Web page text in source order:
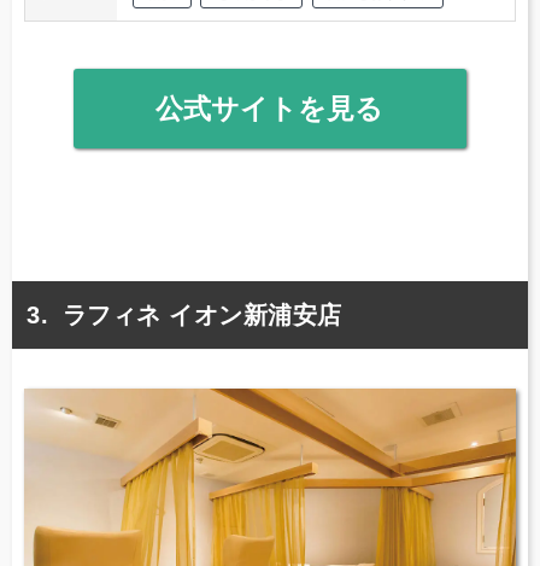
公式サイトを見る
ラフィネ イオン新浦安店